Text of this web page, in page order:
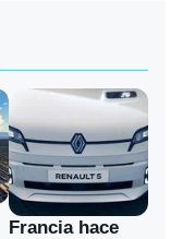
Francia hace